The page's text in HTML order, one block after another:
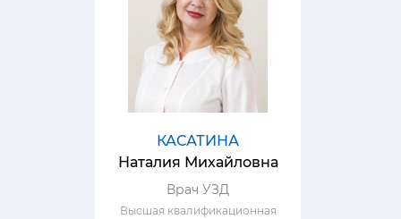
КАСАТИНА
Наталия Михайловна
Врач УЗД
Высшая квалификационная